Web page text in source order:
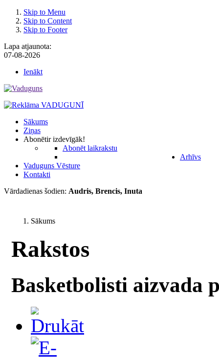
Skip to Menu
Skip to Content
Skip to Footer
Lapa atjaunota:
07-08-2026
Ienākt
Sākums
Ziņas
Abonētir izdevīgāk!
Abonēt laikrakstu
Arhīvs
Vaduguns Vēsture
Kontakti
Vārdadienas šodien: Audris, Brencis, Inuta
Sākums
Rakstos
Basketbolisti aizvada